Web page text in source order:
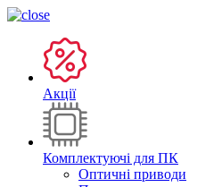
Акції
Комплектуючі для ПК
Оптичні приводи